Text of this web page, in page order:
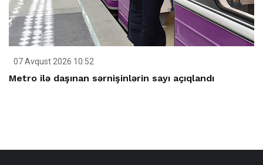
07 Avqust 2026 10:52
Metro ilə daşınan sərnişinlərin sayı açıqlandı